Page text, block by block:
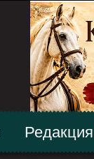
Редакция